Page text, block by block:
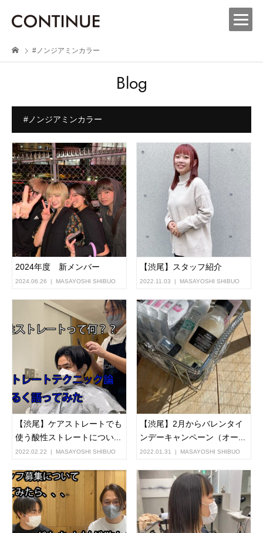
#ノンジアミンカラー
Blog
#ノンジアミンカラー
2024年度 新メンバー
2024.06.26 MASAYOSHI SHIBUO
【渋尾】スタッフ紹介
2022.11.03 MASAYOSHI SHIBUO
【渋尾】ケアストレートでも
使う酸性ストレートについ...
2022.02.22 MASAYOSHI SHIBUO
【渋尾】2月からバレンタイ
ンデーキャンペーン（オー...
2022.01.31 MASAYOSHI SHIBUO